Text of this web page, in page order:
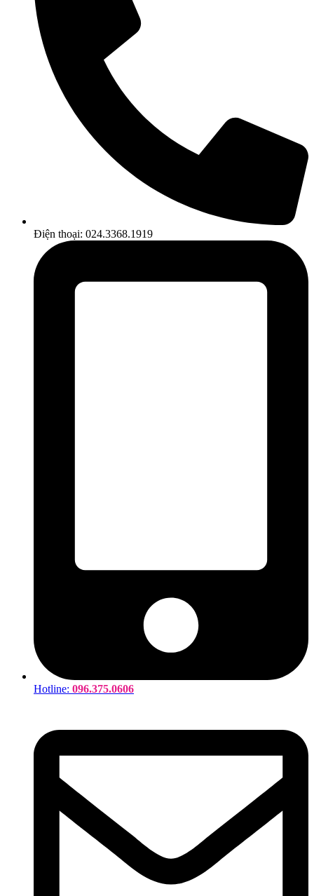
Điện thoại: 024.3368.1919
Hotline: 096.375.0606